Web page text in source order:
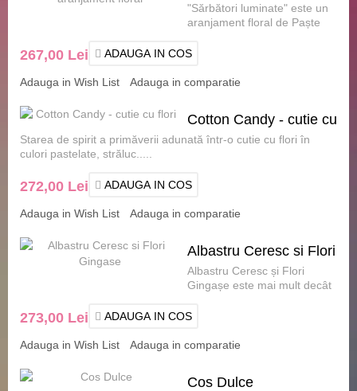
aranjament floral
"Sărbători luminate" este un
aranjament floral de Paște
vese.....
267,00 Lei ADAUGA IN COS
Adauga in Wish List Adauga in comparatie
Cotton Candy - cutie cu
flori
Starea de spirit a primăverii adunată într-o cutie cu flori în
culori pastelate, străluc.....
272,00 Lei ADAUGA IN COS
Adauga in Wish List Adauga in comparatie
Albastru Ceresc si Flori
Gingase
Albastru Ceresc și Flori
Gingașe este mai mult decât
dec.....
273,00 Lei ADAUGA IN COS
Adauga in Wish List Adauga in comparatie
Cos Dulce